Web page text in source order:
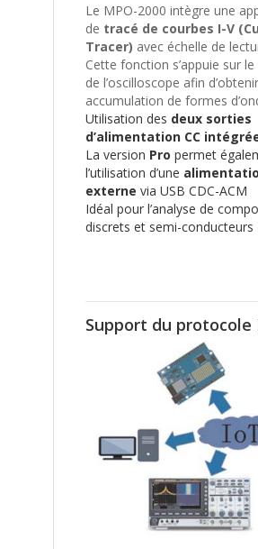
Le MPO-2000 intègre une
de tracé de courbes I-V
Tracer) avec échelle de
Cette fonction s’appuie sur le
de l’oscilloscope afin
accumulation de formes
Utilisation des deux sorties
d’alimentation CC
La version Pro permet
l’utilisation d’une
externe via USB CDC-ACM
Idéal pour l’analyse de
discrets et semi-conducteurs
Support du protocole